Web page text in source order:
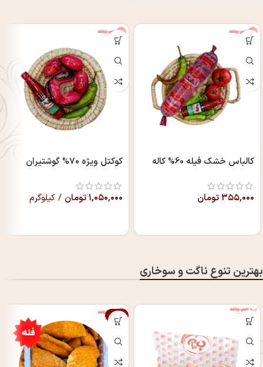
کالباس خشک فیله 60% کاله
۳۵۵,۰۰۰تومان
کوکتل ویژه 70% گوشتیران
۱,۰۵۰,۰۰۰تومان / کیلوگرم
بهترین تنوع ناگت و سوخاری
-6%